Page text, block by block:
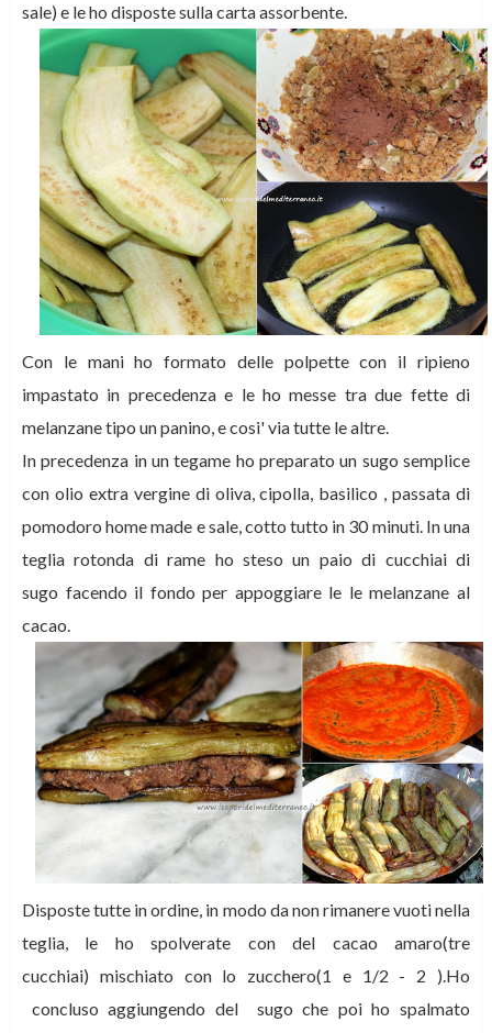
sale) e le ho disposte sulla carta assorbente.
Con le mani ho formato delle polpette con il ripieno
impastato in precedenza e le ho messe tra due fette di
melanzane tipo un panino, e cosi' via tutte le altre.
In precedenza in un tegame ho preparato un sugo semplice
con olio extra vergine di oliva, cipolla, basilico , passata di
pomodoro home made e sale, cotto tutto in 30 minuti. In una
teglia rotonda di rame ho steso un paio di cucchiai di
sugo facendo il fondo per appoggiare le le melanzane al
cacao.
Disposte tutte in ordine, in modo da non rimanere vuoti nella
teglia, le ho spolverate con del cacao amaro(tre
cucchiai) mischiato con lo zucchero(1 e 1/2 - 2 ).Ho
concluso aggiungendo del sugo che poi ho spalmato